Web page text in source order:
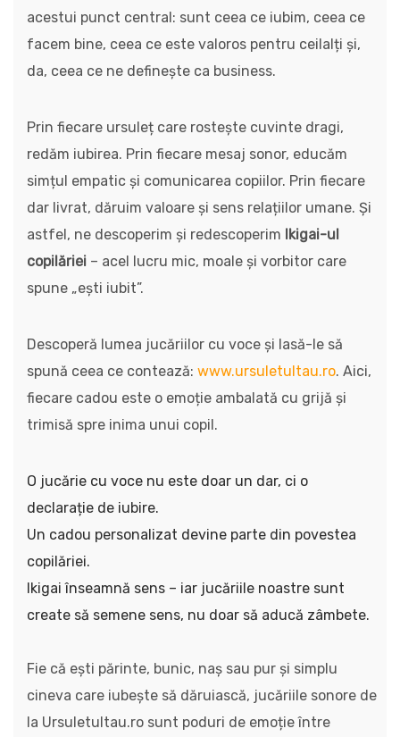
acestui punct central: sunt ceea ce iubim, ceea ce
facem bine, ceea ce este valoros pentru ceilalți și,
da, ceea ce ne definește ca business.
Prin fiecare ursuleț care rostește cuvinte dragi,
redăm iubirea. Prin fiecare mesaj sonor, educăm
simțul empatic și comunicarea copiilor. Prin fiecare
dar livrat, dăruim valoare și sens relațiilor umane. Și
astfel, ne descoperim și redescoperim Ikigai-ul
copilăriei – acel lucru mic, moale și vorbitor care
spune „ești iubit”.
Descoperă lumea jucăriilor cu voce și lasă-le să
spună ceea ce contează: www.ursuletultau.ro. Aici,
fiecare cadou este o emoție ambalată cu grijă și
trimisă spre inima unui copil.
O jucărie cu voce nu este doar un dar, ci o
declarație de iubire.
Un cadou personalizat devine parte din povestea
copilăriei.
Ikigai înseamnă sens – iar jucăriile noastre sunt
create să semene sens, nu doar să aducă zâmbete.
Fie că ești părinte, bunic, naș sau pur și simplu
cineva care iubește să dăruiască, jucăriile sonore de
la Ursuletultau.ro sunt poduri de emoție între